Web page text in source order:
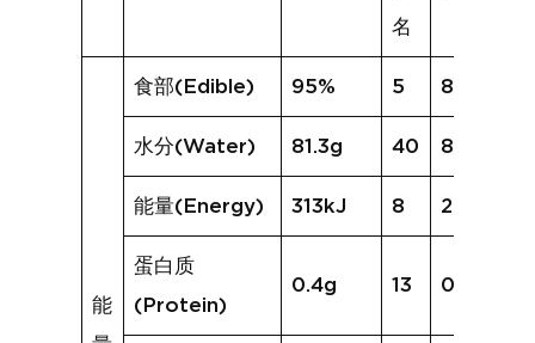
名
能
食部(Edible) 95% 5 83%
水分(Water) 81.3g 40 83.3g
能量(Energy) 313kJ 8 287kJ
蛋白质
(Protein)
0.4g 13 0.5g